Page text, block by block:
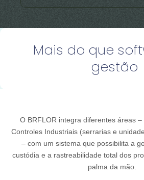
Mais do que
gestão
O BRFLOR integra diferentes áreas
Controles Industriais (serrarias e
– com um sistema que possibilita a
custódia e a rastreabilidade total dos
palma da mão.